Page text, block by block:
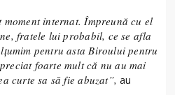
moment internat. Împreună cu el
fratele lui probabil, ce se afla
pentru asta Biroului pentru
foarte mult că nu au mai
curte sa să fie abuzat”, au